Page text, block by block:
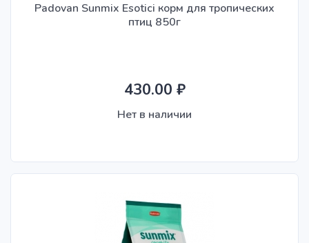
Padovan Sunmix Esotici корм для тропических
птиц 850г
430.00 ₽
Нет в наличии